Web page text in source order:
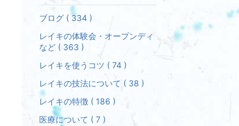
ブログ ( 334 )
レイキの体験会・オープンディ
など ( 363 )
レイキを使うコツ ( 74 )
レイキの技法について ( 38 )
レイキの特徴 ( 186 )
医療について ( 7 )